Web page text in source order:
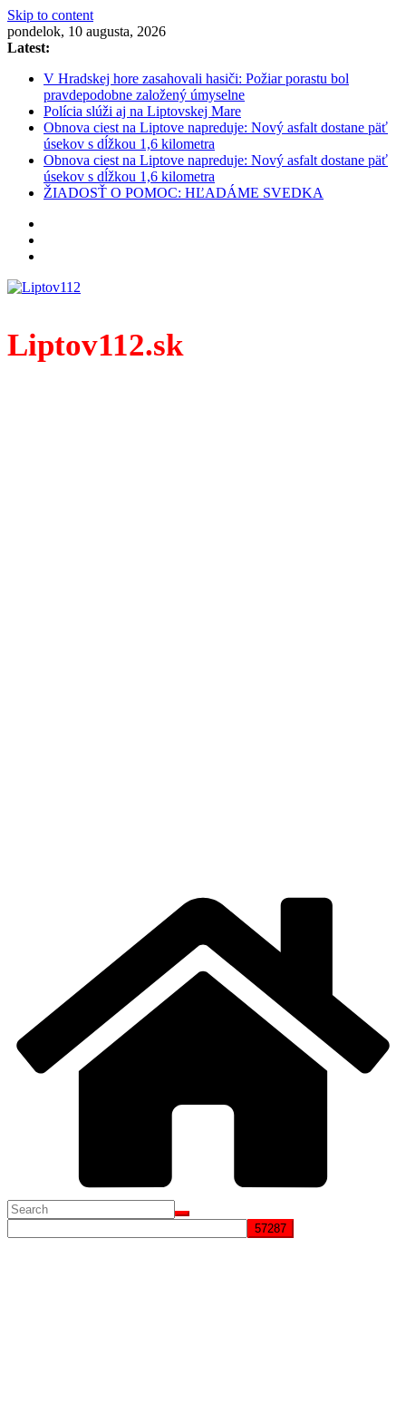
Skip to content
pondelok, 10 augusta, 2026
Latest:
V Hradskej hore zasahovali hasiči: Požiar porastu bol
pravdepodobne založený úmyselne
Polícia slúži aj na Liptovskej Mare
Obnova ciest na Liptove napreduje: Nový asfalt dostane päť
úsekov s dĺžkou 1,6 kilometra
Obnova ciest na Liptove napreduje: Nový asfalt dostane päť
úsekov s dĺžkou 1,6 kilometra
ŽIADOSŤ O POMOC: HĽADÁME SVEDKA
Liptov112.sk